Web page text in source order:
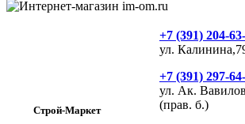
Строй-Маркет
+7 (391) 204-
ул.
+7 (391) 297-
ул. Ак.
(прав. б.)